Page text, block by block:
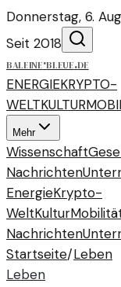
Donnerstag, 6.
Seit 2018
baleine·bleue.de
ENERGIEKRYPTO-
WELTKULTUR
Mehr
Wissenschaft
Nachrichten
EnergieKrypto-
WeltKultur
Nachrichten
Startseite/Leben
Leben